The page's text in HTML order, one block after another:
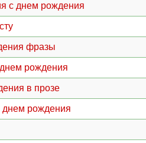
с днем рождения
фразы
рождения
в прозе
днем рождения